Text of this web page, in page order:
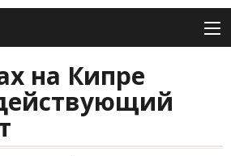
на Кипре